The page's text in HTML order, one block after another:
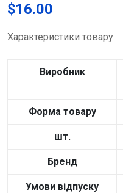
$16.00
Характеристики товару
Виробник
Форма товару
шт.
Бренд
Умови відпуску